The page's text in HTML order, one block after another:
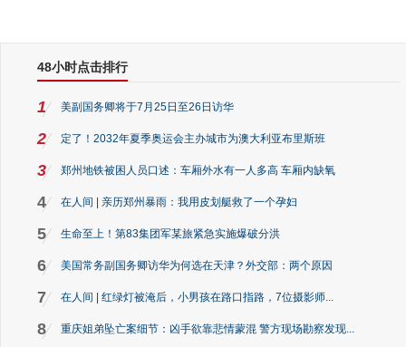
48小时点击排行
1 美副国务卿将于7月25日至26日访华
2 定了！2032年夏季奥运会主办城市为澳大利亚布里斯班
3 郑州地铁被困人员口述：车厢外水有一人多高 车厢内缺氧
4 在人间 | 亲历郑州暴雨：我用皮划艇救了一个孕妇
5 生命至上！第83集团军某旅紧急实施爆破分洪
6 美国常务副国务卿访华为何选在天津？外交部：两个原因
7 在人间 | 红绿灯被淹后，小男孩在路口指路，7位摄影师...
8 重庆姐弟坠亡案细节：凶手欲靠悲情蒙混 警方现场勘察发现...